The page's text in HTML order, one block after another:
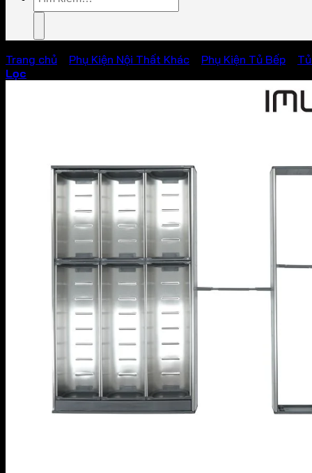
kiếm:
Trang chủ Phụ Kiện Nội Thất Khác Phụ Kiện Tủ Bếp
Lọc